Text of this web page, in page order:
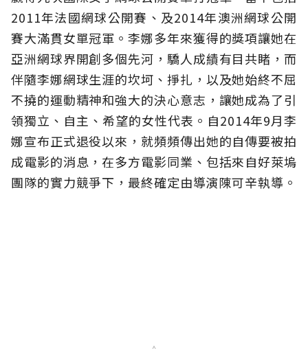
2011年法國網球公開賽、及2014年澳洲網球公開
賽大滿貫女單冠軍。李娜多年來獲得的獎項讓她在
亞洲網球界開創多個先河，驕人成績有目共睹，而
伴隨李娜網球生涯的坎坷、掙扎，以及她始終不屈
不撓的運動精神和強大的決心意志，讓她成為了引
領獨立、自主、希望的女性代表。自2014年9月李
娜宣布正式退役以來，就頻頻傳出她的自傳要被拍
成電影的消息，在多方電影同業、包括來自好萊塢
團隊的實力競爭下，最終確定由導演陳可辛執導。